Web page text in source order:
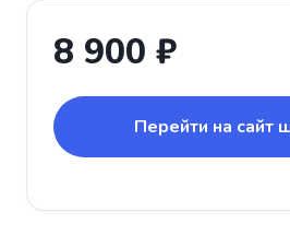
8 900 ₽
Перейти на сайт